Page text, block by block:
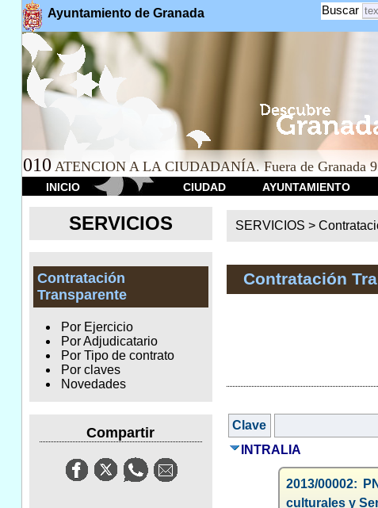
Ayuntamiento de Granada Buscar
010 ATENCION A LA CIUDADANÍA. Fuera de Granada
INICIO CIUDAD AYUNTAMIENTO
SERVICIOS
Contratación
Transparente
Por Ejercicio
Por Adjudicatario
Por Tipo de contrato
Por claves
Novedades
Compartir
SERVICIOS >
Contratación
Clave
INTRALIA
2013/00002:
culturales y